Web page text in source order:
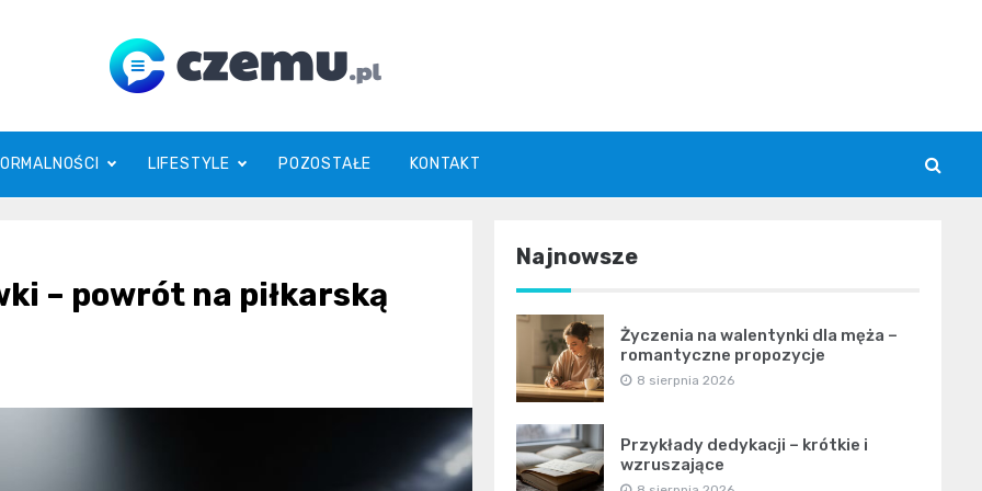
czemu.pl
LIFESTYLE POZOSTAŁE KONTAKT
– powrót na piłkarską
Najnowsze
Życzenia na walentynki dla męża –
romantyczne propozycje
8 sierpnia 2026
Przykłady dedykacji – krótkie i
wzruszające